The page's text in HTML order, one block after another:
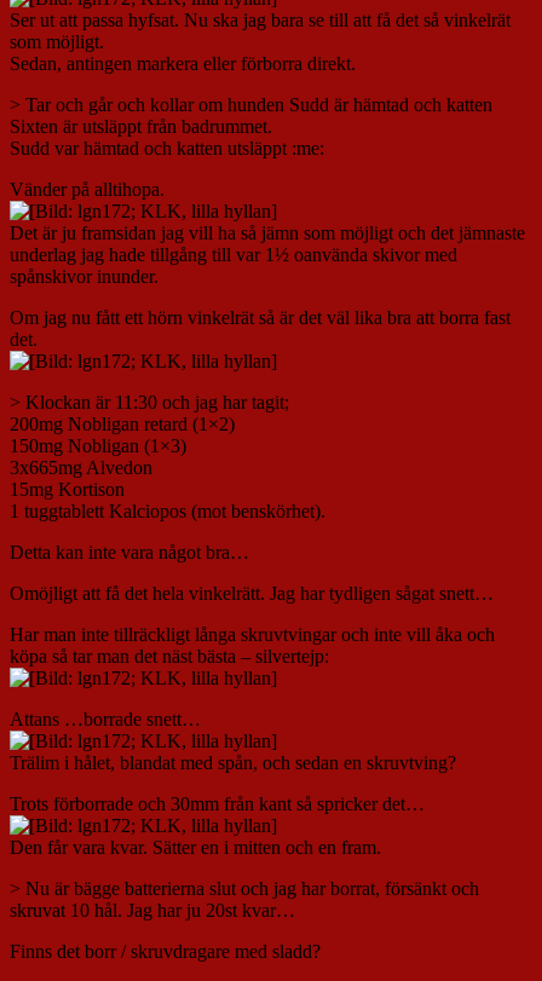
Ser ut att passa hyfsat. Nu ska jag bara se till att få det så vinkelrät
som möjligt.
Sedan, antingen markera eller förborra direkt.
> Tar och går och kollar om hunden Sudd är hämtad och katten
Sixten är utsläppt från badrummet.
Sudd var hämtad och katten utsläppt :me:
Vänder på alltihopa.
Det är ju framsidan jag vill ha så jämn som möjligt och det jämnaste
underlag jag hade tillgång till var 1½ oanvända skivor med
spånskivor inunder.
Om jag nu fått ett hörn vinkelrät så är det väl lika bra att borra fast
det.
> Klockan är 11:30 och jag har tagit;
200mg Nobligan retard (1×2)
150mg Nobligan (1×3)
3x665mg Alvedon
15mg Kortison
1 tuggtablett Kalciopos (mot benskörhet).
Detta kan inte vara något bra…
Omöjligt att få det hela vinkelrätt. Jag har tydligen sågat snett…
Har man inte tillräckligt långa skruvtvingar och inte vill åka och
köpa så tar man det näst bästa – silvertejp:
Attans …borrade snett…
Trälim i hålet, blandat med spån, och sedan en skruvtving?
Trots förborrade och 30mm från kant så spricker det…
Den får vara kvar. Sätter en i mitten och en fram.
> Nu är bägge batterierna slut och jag har borrat, försänkt och
skruvat 10 hål. Jag har ju 20st kvar…
Finns det borr / skruvdragare med sladd?